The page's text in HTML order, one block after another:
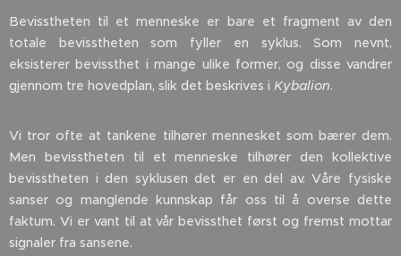
Bevisstheten til et menneske er bare et fragment av den
totale bevisstheten som fyller en syklus. Som nevnt,
eksisterer bevissthet i mange ulike former, og disse vandrer
gjennom tre hovedplan, slik det beskrives i Kybalion.
Vi tror ofte at tankene tilhører mennesket som bærer dem.
Men bevisstheten til et menneske tilhører den kollektive
bevisstheten i den syklusen det er en del av. Våre fysiske
sanser og manglende kunnskap får oss til å overse dette
faktum. Vi er vant til at vår bevissthet først og fremst mottar
signaler fra sansene.